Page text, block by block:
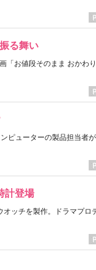
る舞い
「お値段そのまま おかわり
ピューターの製品担当者
計登場
オッチを製作。ドラマプロ